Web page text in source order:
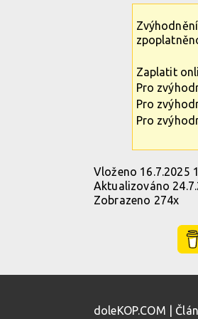
Zaplatit
Pro
Pro
Pro
Vloženo 16.7.2025
Aktualizováno
Zobrazeno 274x
doleKOP.COM